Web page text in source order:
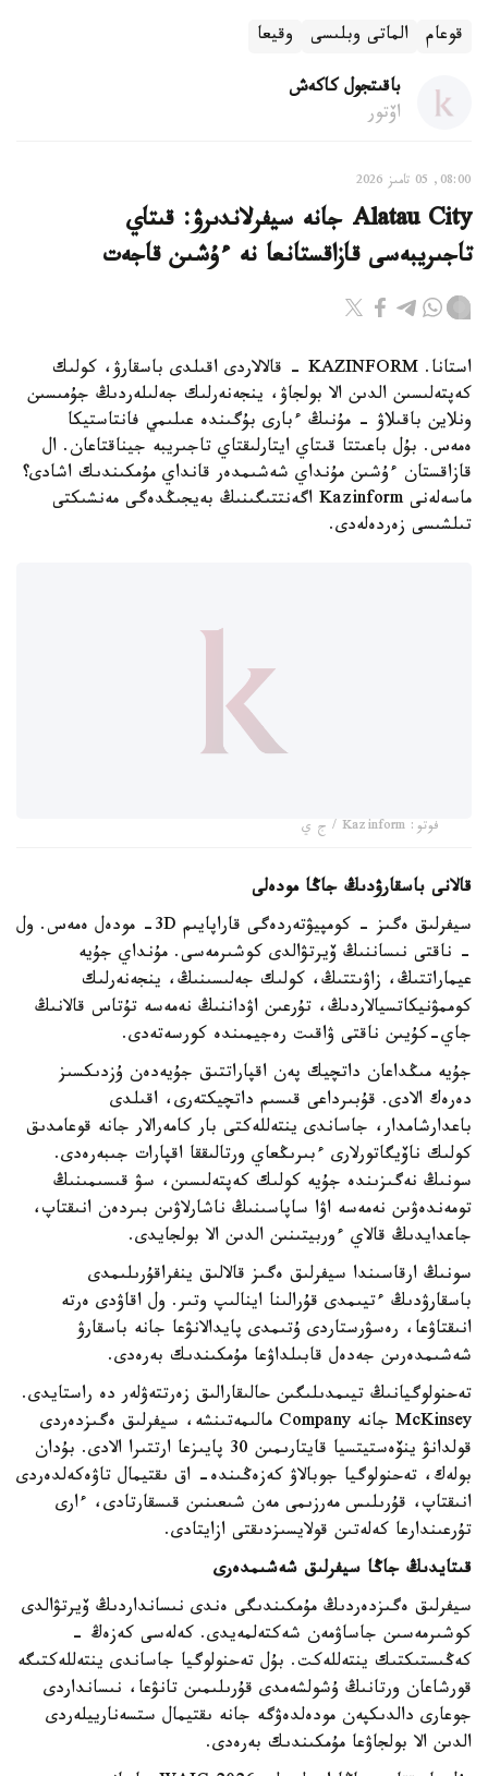
قوعام الماتى وبلىسى وقيعا
باقىتجول كاكەش
اۆتور
08:00, 05 تامىز 2026
Alatau City جانە سيفرلاندىرۋ: قىتاي
تاجىريبەسى قازاقستانعا نە ءۇشىن قاجەت
استانا. KAZINFORM - قالالاردى اقىلدى باسقارۋ، كولىك
كەپتەلىسىن الدىن الا بولجاۋ، ينجەنەرلىك جەلىلەردىڭ جۇمىسىن
ونلاين باقىلاۋ - مۇنىڭ ءبارى بۇگىندە عىلىمي فانتاستيكا
ەمەس. بۇل باعىتتا قىتاي ايتارلىقتاي تاجىريبە جيناقتاعان. ال
قازاقستان ءۇشىن مۇنداي شەشىمدەر قانداي مۇمكىندىك اشادى؟
ماسەلەنى Kazinform اگەنتتىگىنىڭ بەيجىڭدەگى مەنشىكتى
تىلشىسى زەردەلەدى.
فوتو: Kazinform / ج ي
قالانى باسقارۋدىڭ جاڭا مودەلى
سيفرلىق ەگىز - كومپيۋتەردەگى قاراپايىم 3D- مودەل ەمەس. ول
- ناقتى نىساننىڭ ۆيرتۋالدى كوشىرمەسى. مۇنداي جۇيە
عيماراتتىڭ، زاۋىتتىڭ، كولىك جەلىسىنىڭ، ينجەنەرلىك
كوممۋنيكاتسيالاردىڭ، تۇرعىن اۋداننىڭ نەمەسە تۇتاس قالانىڭ
جاي-كۇيىن ناقتى ۋاقىت رەجيمىندە كورسەتەدى.
جۇيە مىڭداعان داتچيك پەن اقپاراتتىق جۇيەدەن ۇزدىكسىز
دەرەك الادى. قۇبىرداعى قىسىم داتچيكتەرى، اقىلدى
باعدارشامدار، جاساندى ينتەللەكتى بار كامەرالار جانە قوعامدىق
كولىك ناۆيگاتورلارى ءبىرىڭعاي ورتالىققا اقپارات جىبەرەدى.
سونىڭ نەگىزىندە جۇيە كولىك كەپتەلىسىن، سۋ قىسىمىنىڭ
تومەندەۋىن نەمەسە اۋا ساپاسىنىڭ ناشارلاۋىن بىردەن انىقتاپ،
جاعدايدىڭ قالاي ءوربيتىنىن الدىن الا بولجايدى.
سونىڭ ارقاسىندا سيفرلىق ەگىز قالالىق ينفراقۇرىلىمدى
باسقارۋدىڭ ءتيىمدى قۇرالىنا اينالىپ وتىر. ول اقاۋدى ەرتە
انىقتاۋعا، رەسۋرستاردى ۇتىمدى پايدالانۋعا جانە باسقارۋ
شەشىمدەرىن جەدەل قابىلداۋعا مۇمكىندىك بەرەدى.
تەحنولوگيانىڭ تيىمدىلىگىن حالىقارالىق زەرتتەۋلەر دە راستايدى.
McKinsey جانە Company مالىمەتىنشە، سيفرلىق ەگىزدەردى
قولدانۋ ينۆەستيتسيا قايتارىمىن 30 پايىزعا ارتتىرا الادى. بۇدان
بولەك، تەحنولوگيا جوبالاۋ كەزەڭىندە- اق ىقتيمال تاۋەكەلدەردى
انىقتاپ، قۇرىلىس مەرزىمى مەن شىعىنىن قىسقارتادى، ءارى
تۇرعىندارعا كەلەتىن قولايسىزدىقتى ازايتادى.
قىتايدىڭ جاڭا سيفرلىق شەشىمدەرى
سيفرلىق ەگىزدەردىڭ مۇمكىندىگى ەندى نىسانداردىڭ ۆيرتۋالدى
كوشىرمەسىن جاساۋمەن شەكتەلمەيدى. كەلەسى كەزەڭ -
كەڭىستىكتىك ينتەللەكت. بۇل تەحنولوگيا جاساندى ينتەللەكتىگە
قورشاعان ورتانىڭ ۇشولشەمدى قۇرىلىمىن تانۋعا، نىسانداردى
جوعارى دالدىكپەن مودەلدەۋگە جانە ىقتيمال ستسەنارييلەردى
الدىن الا بولجاۋعا مۇمكىندىك بەرەدى.